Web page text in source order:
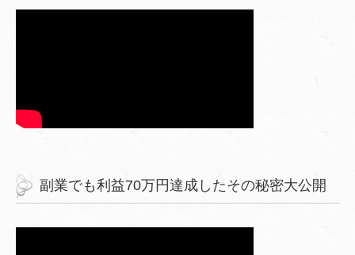
副業でも利益70万円達成したその秘密大公開